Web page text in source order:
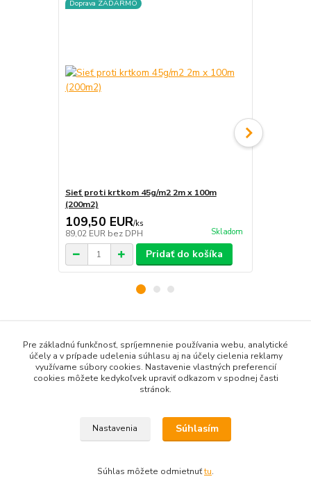
Doprava ZADARMO
Sieť proti krtkom 45g/m2 2m x 100m
(200m2)
109,50 EUR/ks
89,02 EUR bez DPH Skladom
Pridať do košíka
Tovar zaradený v kategóriách
SIEŤKY PROTI KRTKOM
AGROTEXTÍLIE A NETKANÉ GEOTEXTÍLIE
Pre základnú funkčnosť, spríjemnenie používania webu, analytické
účely a v prípade udelenia súhlasu aj na účely cielenia reklamy
využívame súbory cookies. Nastavenie vlastných preferencií
cookies môžete kedykoľvek upraviť odkazom v spodnej časti
stránok.
Nastavenia Súhlasím
Súhlas môžete odmietnuťtu.